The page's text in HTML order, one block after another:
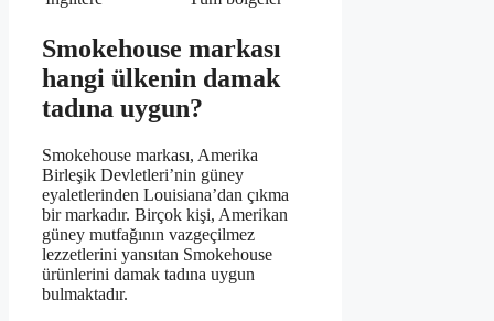
Smokehouse markası
hangi ülkenin damak
tadına uygun?
Smokehouse markası, Amerika
Birleşik Devletleri’nin güney
eyaletlerinden Louisiana’dan çıkma
bir markadır. Birçok kişi, Amerikan
güney mutfağının vazgeçilmez
lezzetlerini yansıtan Smokehouse
ürünlerini damak tadına uygun
bulmaktadır.